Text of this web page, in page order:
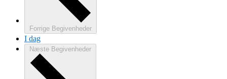
Forrige Begivenheder
I dag
Næste Begivenheder